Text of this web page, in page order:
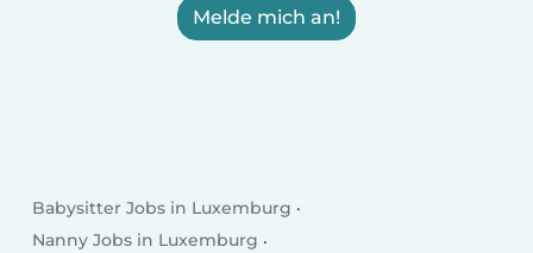
Melde mich an!
Babysitter Jobs in Luxemburg
Nanny Jobs in Luxemburg